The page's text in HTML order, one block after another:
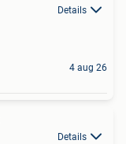
Details
4 aug 26
Details